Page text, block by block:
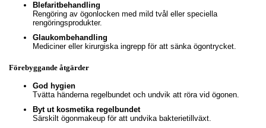
Blefaritbehandling
Rengöring av ögonlocken med mild tvål eller speciella
rengöringsprodukter.
Glaukombehandling
Mediciner eller kirurgiska ingrepp för att sänka ögontrycket.
Förebyggande åtgärder
God hygien
Tvätta händerna regelbundet och undvik att röra vid ögonen.
Byt ut kosmetika regelbundet
Särskilt ögonmakeup för att undvika bakterietillväxt.